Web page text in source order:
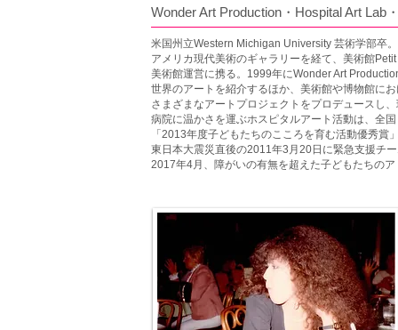
Wonder Art Production・ Hospital Art Lab
米国州立Western Michigan University 芸術学部卒​。
アメリカ現代美術のギャラリーを経て、美術館
美術館運営に携る。1999年にWonder Art
世界のアートを紹介するほか、美術館や博物館に
さまざまなアートプロジェクトをプロデュースし
病院に温かさを運ぶホスピタルアート 活動は、全
「2013年度子どもたちのこころを育む活動優秀賞
東日本大震災直後の2011年3月20日に緊急支援チ
2017年4月、障がいの有無を超えた子どもたちのア